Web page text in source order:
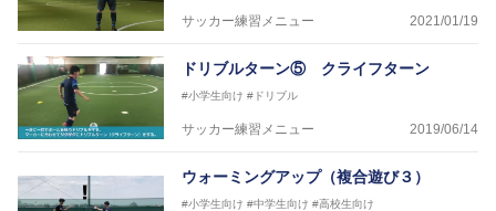
【指導歴】
ASV ペスカドーラ町田 監督、FC VIGORE 監督
日本サッカー協会公認B級ライセンス・日本サッカー
協会公認フットサルB級ライセンス
※全コーチボンフィンサッカースクール所属
サッカー練習メニュー 2021/01/19
ドリブルターン⑤ クライフターン
#小学生向け #ドリブル
サッカー練習メニュー 2019/06/14
ウォーミングアップ（複合遊び３）
#小学生向け #中学生向け #高校生向け